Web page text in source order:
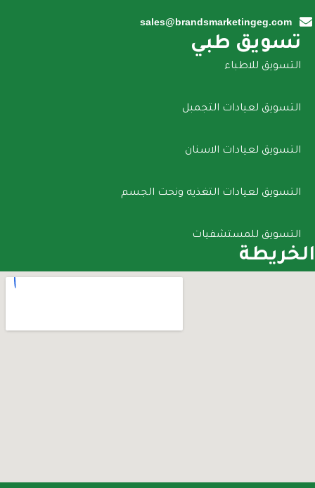
sales@brandsmarketingeg.com
تسويق طبي
التسويق للاطباء
التسويق لعيادات التجمبل
التسويق لعيادات الاسنان
التسويق لعيادات التغذيه ونحت الجسم
التسويق للمستشفيات
الخريطة